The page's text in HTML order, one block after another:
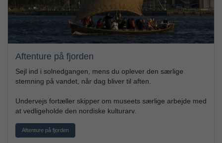
Aftenture på fjorden
Sejl ind i solnedgangen, mens du oplever den særlige
stemning på vandet, når dag bliver til aften.
Undervejs fortæller skipper om museets særlige arbejde med
at vedligeholde den nordiske kulturarv.
Aftenture på fjorden